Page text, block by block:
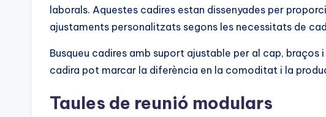
laborals. Aquestes cadires estan dissenyades per
ajustaments personalitzats segons les necessitats de
Busqueu cadires amb suport ajustable per al cap, braços
cadira pot marcar la diferència en la comoditat i la
Taules de reunió modulars